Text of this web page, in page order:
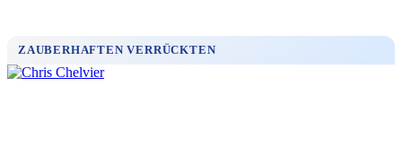
ZAUBERHAFTEN VERRÜCKTEN